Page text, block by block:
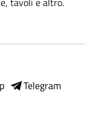
Telegram